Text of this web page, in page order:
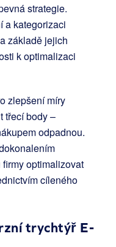
strategie.
a kategorizaci
základě jejich
k optimalizaci
zlepšení míry
třecí body –
odpadnou.
optimalizovat
cíleného
trychtýř E-